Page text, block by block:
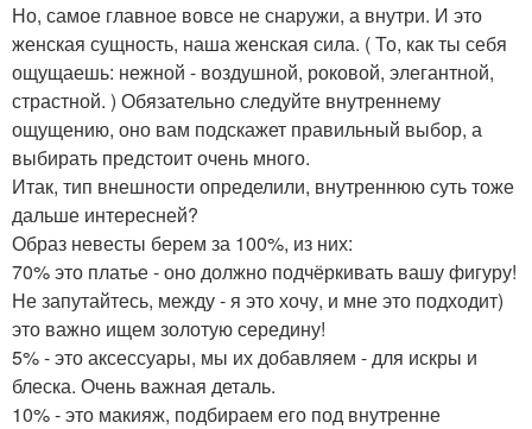
Но, самое главное вовсе не снаружи, а внутри. И это
женская сущность, наша женская сила. ( То, как ты себя
ощущаешь: нежной - воздушной, роковой, элегантной,
страстной. ) Обязательно следуйте внутреннему
ощущению, оно вам подскажет правильный выбор, а
выбирать предстоит очень много.
Итак, тип внешности определили, внутреннюю суть тоже
дальше интересней?
Образ невесты берем за 100%, из них:
70% это платье - оно должно подчёркивать вашу фигуру!
Не запутайтесь, между - я это хочу, и мне это подходит)
это важно ищем золотую середину!
5% - это аксессуары, мы их добавляем - для искры и
блеска. Очень важная деталь.
10% - это макияж, подбираем его под внутренне